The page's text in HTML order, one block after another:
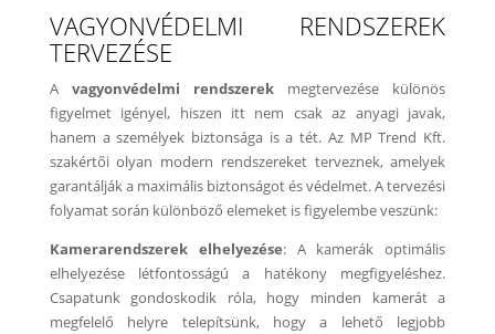
VAGYONVÉDELMI RENDSZEREK
TERVEZÉSE
A vagyonvédelmi rendszerek megtervezése különös
figyelmet igényel, hiszen itt nem csak az anyagi javak,
hanem a személyek biztonsága is a tét. Az MP Trend Kft.
szakértői olyan modern rendszereket terveznek, amelyek
garantálják a maximális biztonságot és védelmet. A tervezési
folyamat során különböző elemeket is figyelembe veszünk:
Kamerarendszerek elhelyezése: A kamerák optimális
elhelyezése létfontosságú a hatékony megfigyeléshez.
Csapatunk gondoskodik róla, hogy minden kamerát a
megfelelő helyre telepítsünk, hogy a lehető legjobb